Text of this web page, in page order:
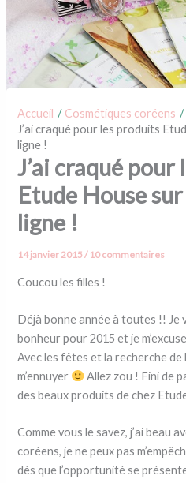
Accueil Cosmétiques coréens
J’ai craqué pour les produits
ligne !
J’ai craqué
Etude House
ligne !
14 janvier 2015/ 10 commentaires
Coucou les filles !
Déjà bonne année à toutes !! Je
bonheur pour 2015 et je
Avec les fêtes et la recherche de
m’ennuyer
Allez zou ! Fini de
des beaux produits de chez
Comme vous le savez, j’ai beau
coréens, je ne peux pas
dès que l’opportunité se